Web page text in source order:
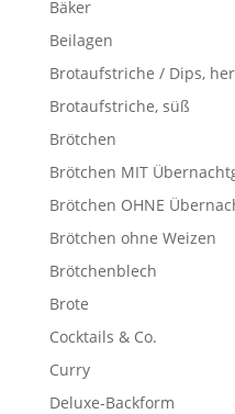
Bäker
Beilagen
Brotaufstriche / Dips,
Brotaufstriche, süß
Brötchen
Brötchen MIT
Brötchen OHNE
Brötchen ohne Weizen
Brötchenblech
Brote
Cocktails & Co.
Curry
Deluxe-Backform